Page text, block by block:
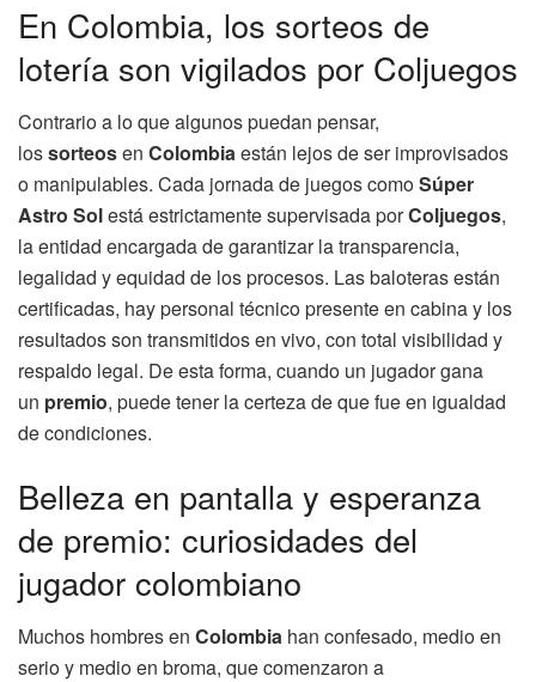
En Colombia, los sorteos de
lotería son vigilados por Coljuegos
Contrario a lo que algunos puedan pensar,
lossorteosen Colombiaestán lejos de ser improvisados
o manipulables. Cada jornada de juegos comoSúper
Astro Solestá estrictamente supervisada porColjuegos,
la entidad encargada de garantizar la transparencia,
legalidad y equidad de los procesos. Las baloteras están
certificadas, hay personal técnico presente en cabina y los
resultados son transmitidos en vivo, con total visibilidad y
respaldo legal. De esta forma, cuando un jugador gana
un premio, puede tener la certeza de que fue en igualdad
de condiciones.
Belleza en pantalla y esperanza
de premio: curiosidades del
jugador colombiano
Muchos hombres en Colombia han confesado, medio en
serio y medio en broma, que comenzaron a